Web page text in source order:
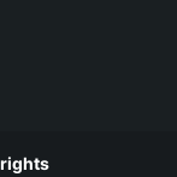
All rights